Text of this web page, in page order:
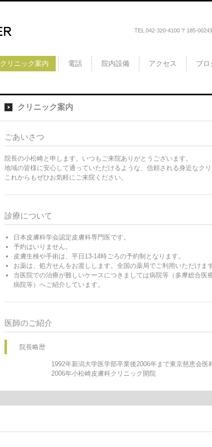
TEL. 042-320-4100 〒185-0024
クリニック案内 電話 院内設備 アクセス ブロ
クリニック案内
ごあいさつ
院長の小松崎と申します。いつもご来院ありがとうございます。
地域の皆様に安心して通っていただけるような、信頼される身近なクリ
これからもぜひお気軽にご来院ください。
診療について
日本皮膚科学会認定皮膚科専門医です。
予約はいりません。
皮膚生検や手術は、平日13-14時ごろの予約制となります。
お薬は、処方せんをお渡しします。全国の薬局でご利用いただけま
当医院での治療が難しいケースにつきましては病院等（多摩総合医
病院等）へご紹介しています。
医師のご紹介
院長略歴
1992年新潟大学医学部卒業後2006年まで東京慈恵会医
2006年小松崎皮膚科クリニック開院